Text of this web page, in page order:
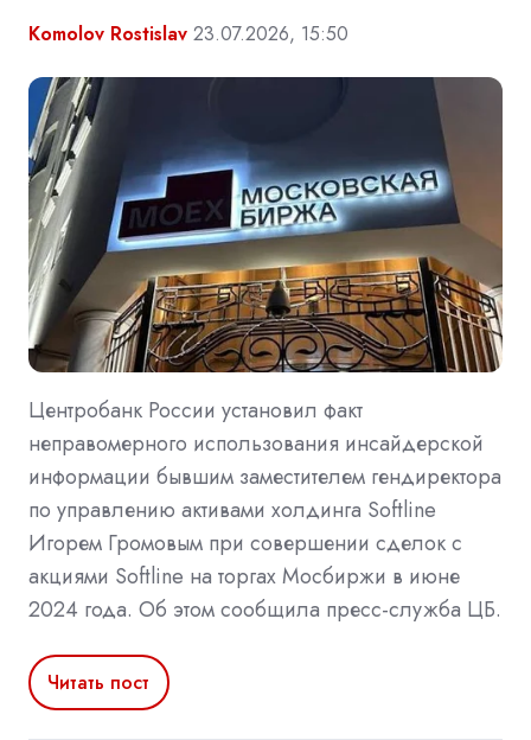
Komolov Rostislav 23.07.2026, 15:50
Центробанк России установил факт
неправомерного использования инсайдерской
информации бывшим заместителем гендиректора
по управлению активами холдинга Softline
Игорем Громовым при совершении сделок с
акциями Softline на торгах Мосбиржи в июне
2024 года. Об этом сообщила пресс-служба ЦБ.
Читать пост